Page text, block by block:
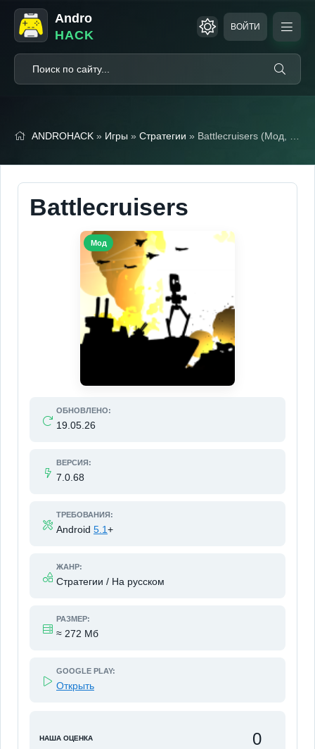
Andro
HACK
ВОЙТИ
ANDROHACK » Игры » Стратегии » Battlecruisers (Мод, Unlocked)
Battlecruisers
ОБНОВЛЕНО:
19.05.26
ВЕРСИЯ:
7.0.68
ТРЕБОВАНИЯ:
Android 5.1+
ЖАНР:
Стратегии / На русском
РАЗМЕР:
≈ 272 Мб
GOOGLE PLAY:
Открыть
НАША ОЦЕНКА 0
Мод